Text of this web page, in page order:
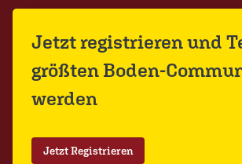
Jetzt registrieren und
größten Boden-
werden
Jetzt Registrieren